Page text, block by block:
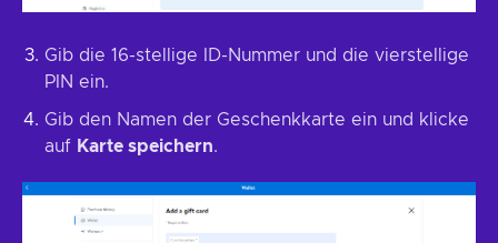
Gib die 16-stellige ID-Nummer und die vierstellige
PIN ein.
Gib den Namen der Geschenkkarte ein und klicke
auf Karte speichern.